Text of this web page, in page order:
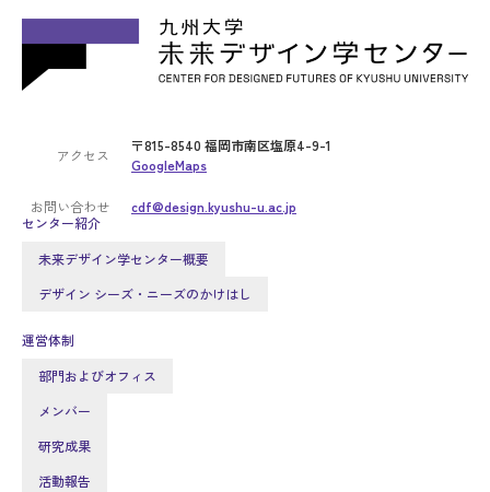
アクセス
〒815-8540 福岡市南区塩原4-9-1
GoogleMaps
お問い合わせ
cdf@design.kyushu-u.ac.jp
センター紹介
未来デザイン学センター概要
デザイン シーズ・ニーズのかけはし
運営体制
部門およびオフィス
メンバー
研究成果
活動報告